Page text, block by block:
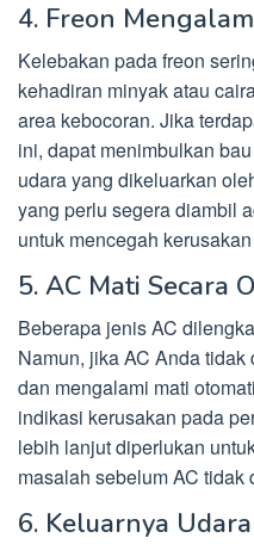
4. Freon
Kelebakan pada freon
kehadiran minyak atau
area kebocoran. Jika
ini, dapat menimbulkan
udara yang dikeluarkan
yang perlu segera diambil
untuk mencegah
5. AC Mati Secara
Beberapa jenis AC
Namun, jika AC Anda
dan mengalami mati
indikasi kerusakan pada
lebih lanjut diperlukan
masalah sebelum AC tidak
6. Keluarnya